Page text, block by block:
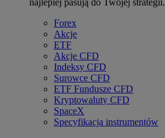
Forex
Akcje
ETF
Akcje CFD
Indeksy CFD
Surowce CFD
ETF Fundusze CFD
Kryptowaluty CFD
SpaceX
Specyfikacja instrumentów